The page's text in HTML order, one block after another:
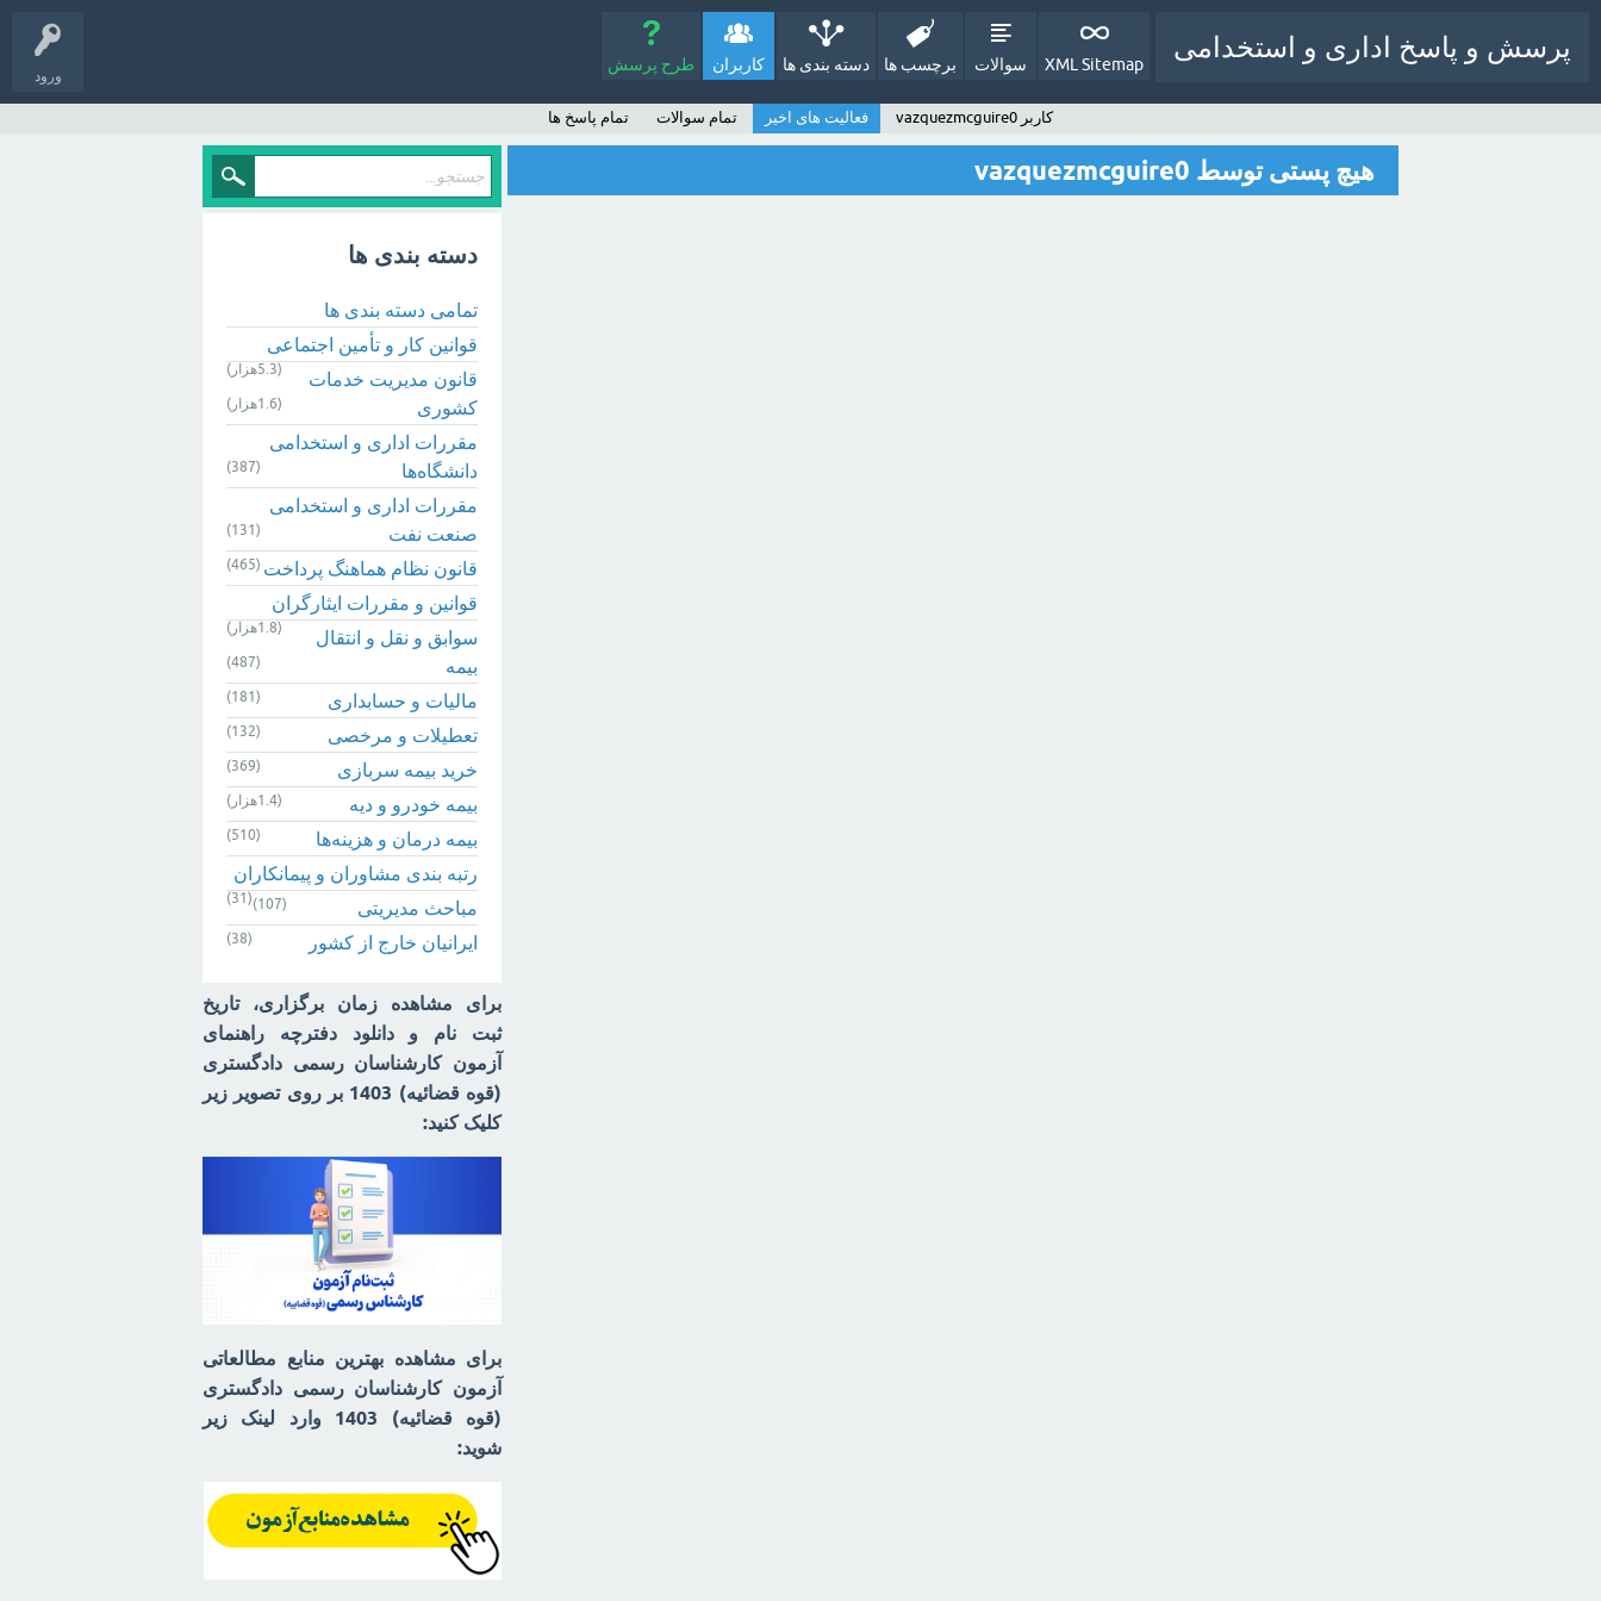
ورود
پرسش و پاسخ اداری و استخدامی
XML Sitemap سوالات برچسب ها دسته بندی ها کاربران طرح پرسش
کاربر vazquezmcguire0 فعالیت های اخیر تمام سوالات تمام پاسخ ها
هیچ پستی توسط vazquezmcguire0
دسته بندی ها
تمامی دسته بندی ها
قوانین کار و تأمین اجتماعی
(5.3هزار)
قانون مدیریت خدمات
کشوری
(1.6هزار)
مقررات اداری و استخدامی
دانشگاه‌ها
(387)
مقررات اداری و استخدامی
صنعت نفت
(131)
قانون نظام هماهنگ پرداخت (465)
قوانین و مقررات ایثارگران
(1.8هزار)
سوابق و نقل و انتقال
بیمه‌
(487)
مالیات و حسابداری (181)
تعطیلات و مرخصی (132)
خرید بیمه سربازی (369)
بیمه خودرو و دیه (1.4هزار)
بیمه درمان و هزینه‌ها (510)
رتبه بندی مشاوران و پیمانکاران
(31) مباحث مدیریتی (107)
ایرانیان خارج از کشور (38)
برای مشاهده زمان برگزاری، تاریخ
ثبت نام و دانلود دفترچه راهنمای
آزمون کارشناسان رسمی دادگستری
(قوه قضائیه) 1403 بر روی تصویر زیر
کلیک کنید:
برای مشاهده بهترین منابع مطالعاتی
آزمون کارشناسان رسمی دادگستری
(قوه قضائیه) 1403 وارد لینک زیر
شوید: